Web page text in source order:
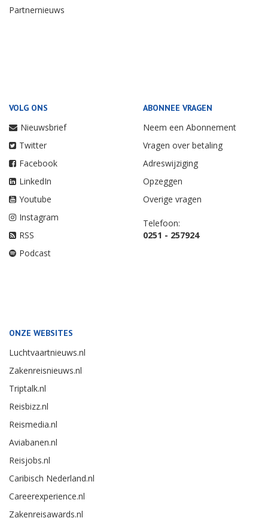
Partnernieuws
VOLG ONS
Nieuwsbrief
Twitter
Facebook
LinkedIn
Youtube
Instagram
RSS
Podcast
ABONNEE VRAGEN
Neem een Abonnement
Vragen over betaling
Adreswijziging
Opzeggen
Overige vragen
Telefoon:
0251 - 257924
ONZE WEBSITES
Luchtvaartnieuws.nl
Zakenreisnieuws.nl
Triptalk.nl
Reisbizz.nl
Reismedia.nl
Aviabanen.nl
Reisjobs.nl
Caribisch Nederland.nl
Careerexperience.nl
Zakenreisawards.nl